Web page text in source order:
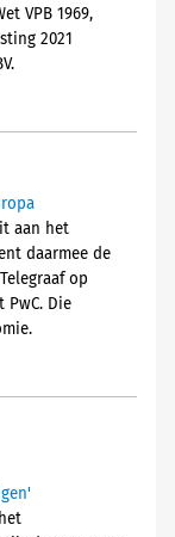
VPB 1969,
2021
aan het
daarmee de
op
Die